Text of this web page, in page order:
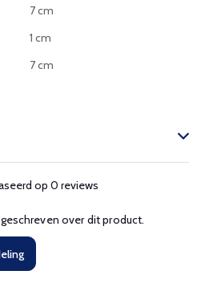
7 cm
1 cm
7 cm
op 0 reviews
over dit product.